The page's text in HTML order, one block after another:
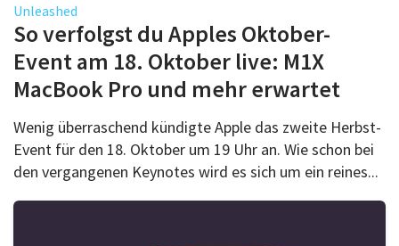
Über uns
Podcast
Mac Life+
Anmelden
Unleashed
So verfolgst du Apples Oktober-
Event am 18. Oktober live: M1X
MacBook Pro und mehr erwartet
Wenig überraschend kündigte Apple das zweite Herbst-
Event für den 18. Oktober um 19 Uhr an. Wie schon bei
den vergangenen Keynotes wird es sich um ein reines...